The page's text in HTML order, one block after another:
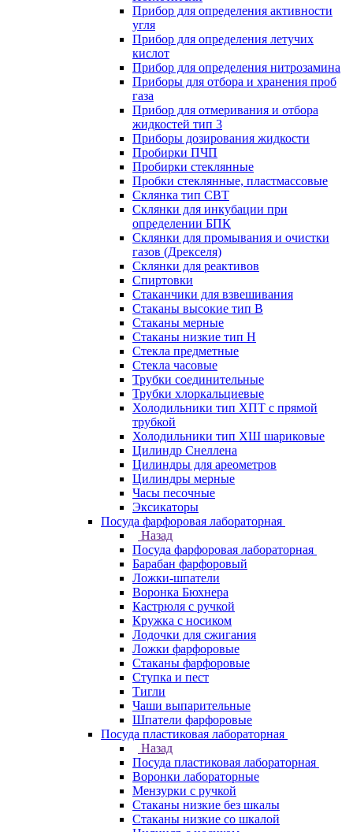
Прибор для определения активности
угля
Прибор для определения летучих
кислот
Прибор для определения нитрозамина
Приборы для отбора и хранения проб
газа
Прибор для отмеривания и отбора
жидкостей тип 3
Приборы дозирования жидкости
Пробирки ПЧП
Пробирки стеклянные
Пробки стеклянные, пластмассовые
Склянка тип СВТ
Склянки для инкубации при
определении БПК
Склянки для промывания и очистки
газов (Дрекселя)
Склянки для реактивов
Спиртовки
Стаканчики для взвешивания
Стаканы высокие тип В
Стаканы мерные
Стаканы низкие тип Н
Стекла предметные
Стекла часовые
Трубки соединительные
Трубки хлоркальциевые
Холодильники тип ХПТ с прямой
трубкой
Холодильники тип ХШ шариковые
Цилиндр Снеллена
Цилиндры для ареометров
Цилиндры мерные
Часы песочные
Эксикаторы
Посуда фарфоровая лабораторная
Назад
Посуда фарфоровая лабораторная
Барабан фарфоровый
Ложки-шпатели
Воронка Бюхнера
Кастрюля с ручкой
Кружка с носиком
Лодочки для сжигания
Ложки фарфоровые
Стаканы фарфоровые
Ступка и пест
Тигли
Чаши выпарительные
Шпатели фарфоровые
Посуда пластиковая лабораторная
Назад
Посуда пластиковая лабораторная
Воронки лабораторные
Мензурки с ручкой
Стаканы низкие без шкалы
Стаканы низкие со шкалой